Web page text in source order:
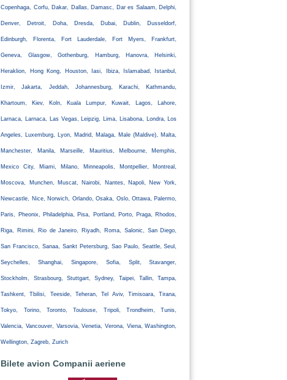
Copenhaga, Corfu, Dakar, Dallas, Damasc, Dar es Salaam, Delphi,
Denver, Detroit, Doha, Dresda, Dubai, Dublin, Dusseldorf,
Edinburgh, Florenta, Fort Lauderdale, Fort Myers, Frankfurt,
Geneva, Glasgow, Gothenburg, Hamburg, Hanovra, Helsinki,
Heraklion, Hong Kong, Houston, Iasi, Ibiza, Islamabad, Istanbul,
Izmir, Jakarta, Jeddah, Johannesburg, Karachi, Kathmandu,
Khartoum, Kiev, Koln, Kuala Lumpur, Kuwait, Lagos, Lahore,
Larnaca, Larnaca, Las Vegas, Leipzig, Lima, Lisabona, Londra, Los
Angeles, Luxemburg, Lyon, Madrid, Malaga, Male (Maldive), Malta,
Manchester, Manila, Marseille, Mauritius, Melbourne, Memphis,
Mexico City, Miami, Milano, Minneapolis, Montpellier, Montreal,
Moscova, Munchen, Muscat, Nairobi, Nantes, Napoli, New York,
Newcastle, Nice, Norwich, Orlando, Osaka, Oslo, Ottawa, Palermo,
Paris, Pheonix, Philadelphia, Pisa, Portland, Porto, Praga, Rhodos,
Riga, Rimini, Rio de Janeiro, Riyadh, Roma, Salonic, San Diego,
San Francisco, Sanaa, Sankt Petersburg, Sao Paulo, Seattle, Seul,
Seychelles, Shanghai, Singapore, Sofia, Split, Stavanger,
Stockholm, Strasbourg, Stuttgart, Sydney, Taipei, Tallin, Tampa,
Tashkent, Tbilisi, Teeside, Teheran, Tel Aviv, Timisoara, Tirana,
Tokyo, Torino, Toronto, Toulouse, Tripoli, Trondheim, Tunis,
Valencia, Vancouver, Varsovia, Venetia, Verona, Viena, Washington,
Wellington, Zagreb, Zurich
Bilete avion Companii aeriene